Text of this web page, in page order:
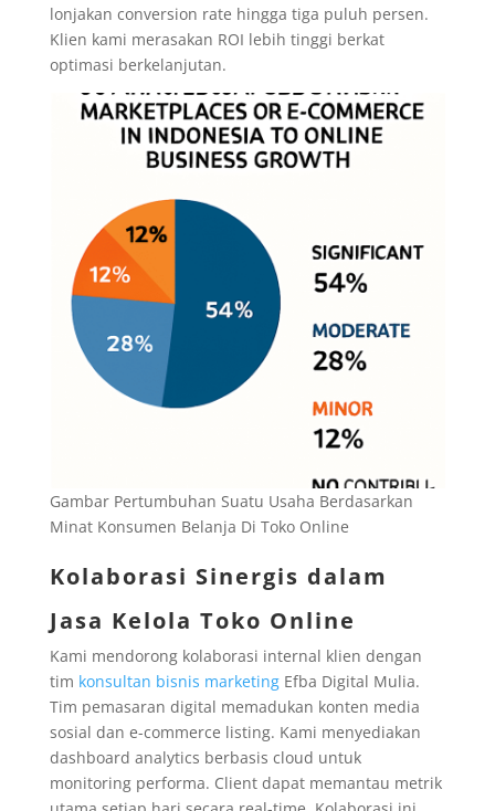
lonjakan conversion rate hingga tiga puluh persen.
Klien kami merasakan ROI lebih tinggi berkat
optimasi berkelanjutan.
Gambar Pertumbuhan Suatu Usaha Berdasarkan
Minat Konsumen Belanja Di Toko Online
Kolaborasi Sinergis dalam
Jasa Kelola Toko Online
Kami mendorong kolaborasi internal klien dengan
tim konsultan bisnis marketingEfba Digital Mulia.
Tim pemasaran digital memadukan konten media
sosial dan e-commerce listing. Kami menyediakan
dashboard analytics berbasis cloud untuk
monitoring performa. Client dapat memantau metrik